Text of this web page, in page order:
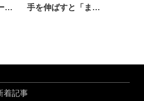
。
手を伸ばすと「まぁ
着記事